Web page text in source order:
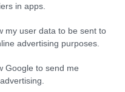
in apps.
my user data to be sent to
advertising purposes.
Google to send me
mert
pedig a szabadságukért
szerinte mindenre
utolsó szakaszát
hasonlította, ahol már